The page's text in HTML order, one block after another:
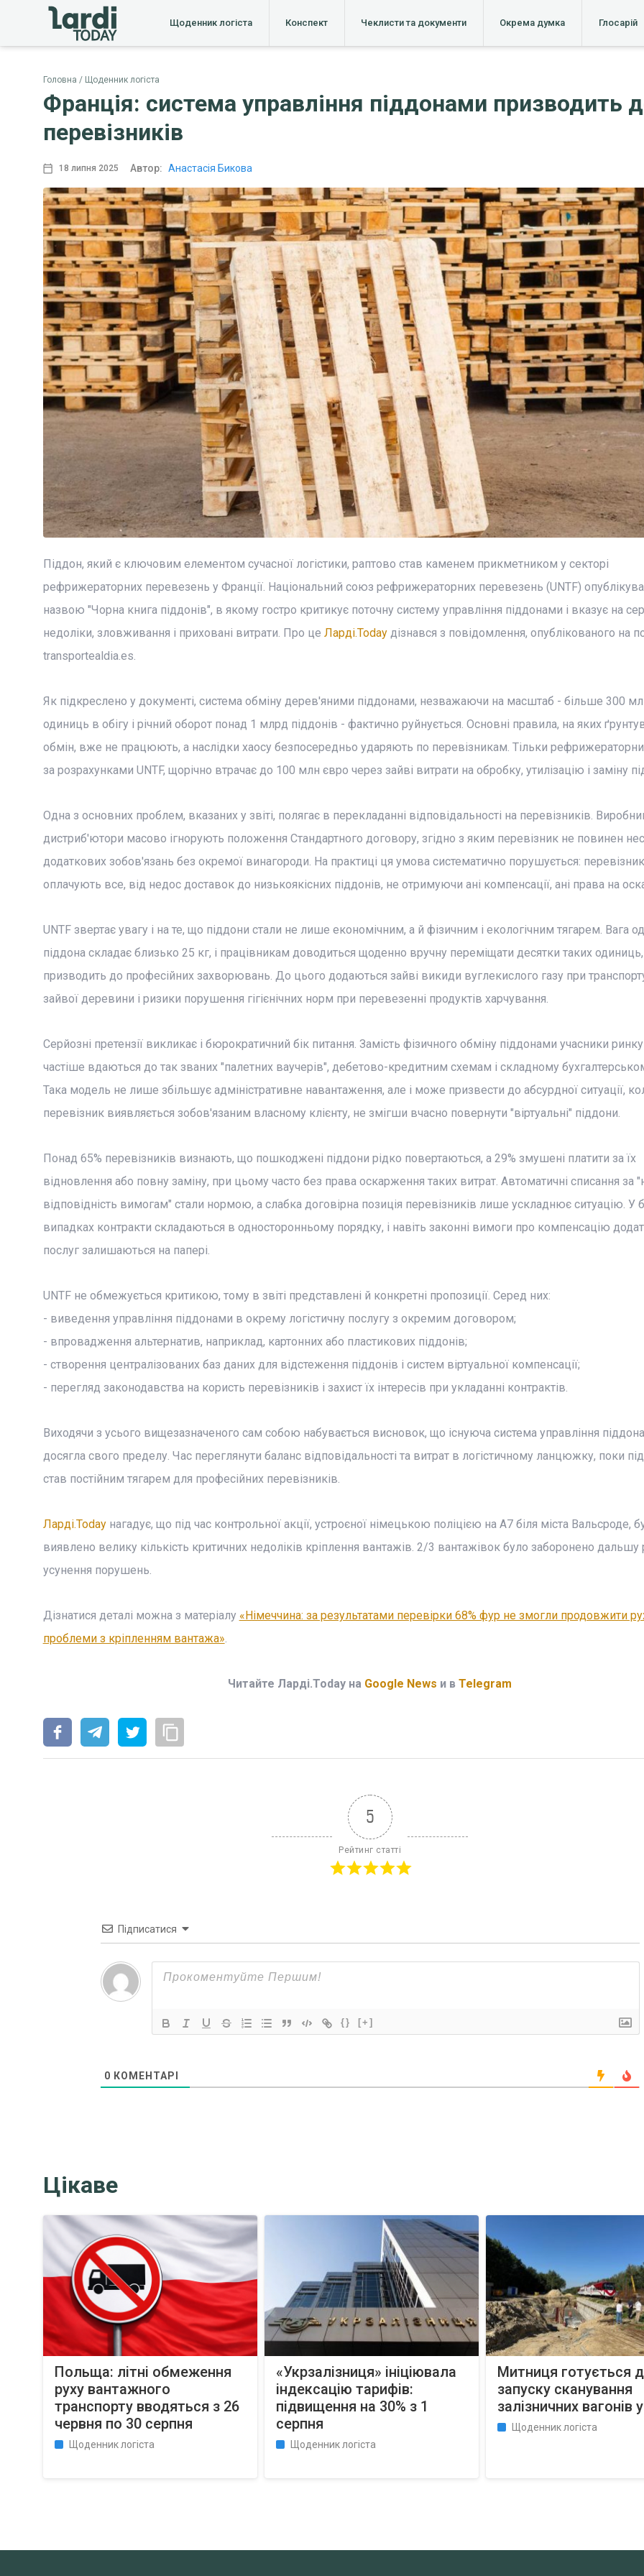
Щоденник логіста Конспект Чеклисти та документи Окрема думка Глосарій
Головна Щоденник логіста
Франція: система управління піддонами призводить
перевізників
18 липня 2025 Автор: Анастасія Бикова
Піддон, який є ключовим елементом сучасної логістики, раптово став каменем прикметником у секторі
рефрижераторних перевезень у Франції. Національний союз рефрижераторних перевезень (UNTF)
назвою "Чорна книга піддонів", в якому гостро критикує поточну систему управління піддонами і вказує на
недоліки, зловживання і приховані витрати. Про це Ларді.Todayдізнався з повідомлення, опублікованого на
transportealdia.es.
Як підкреслено у документі, система обміну дерев'яними піддонами, незважаючи на масштаб - більше 300
одиниць в обігу і річний оборот понад 1 млрд піддонів - фактично руйнується. Основні правила, на яких
обмін, вже не працюють, а наслідки хаосу безпосередньо ударяють по перевізникам. Тільки
за розрахунками UNTF, щорічно втрачає до 100 млн євро через зайві витрати на обробку, утилізацію і заміну
Одна з основних проблем, вказаних у звіті, полягає в перекладанні відповідальності на перевізників.
дистриб'ютори масово ігнорують положення Стандартного договору, згідно з яким перевізник не повинен
додаткових зобов'язань без окремої винагороди. На практиці ця умова систематично порушується:
оплачують все, від недос доставок до низькоякісних піддонів, не отримуючи ані компенсації, ані права на
UNTF звертає увагу і на те, що піддони стали не лише економічним, а й фізичним і екологічним тягарем. Вага
піддона складає близько 25 кг, і працівникам доводиться щоденно вручну переміщати десятки таких
призводить до професійних захворювань. До цього додаються зайві викиди вуглекислого газу при
зайвої деревини і ризики порушення гігієнічних норм при перевезенні продуктів харчування.
Серйозні претензії викликає і бюрократичний бік питання. Замість фізичного обміну піддонами учасники
частіше вдаються до так званих "палетних ваучерів", дебетово-кредитним схемам і складному
Така модель не лише збільшує адміністративне навантаження, але і може призвести до абсурдної ситуації,
перевізник виявляється зобов'язаним власному клієнту, не змігши вчасно повернути "віртуальні" піддони.
Понад 65% перевізників визнають, що пошкоджені піддони рідко повертаються, а 29% змушені платити за їх
відновлення або повну заміну, при цьому часто без права оскарження таких витрат. Автоматичні списання за
відповідність вимогам" стали нормою, а слабка договірна позиція перевізників лише ускладнює ситуацію. У
випадках контракти складаються в односторонньому порядку, і навіть законні вимоги про компенсацію
послуг залишаються на папері.
UNTF не обмежується критикою, тому в звіті представлені й конкретні пропозиції. Серед них:
- виведення управління піддонами в окрему логістичну послугу з окремим договором;
- впровадження альтернатив, наприклад, картонних або пластикових піддонів;
- створення централізованих баз даних для відстеження піддонів і систем віртуальної компенсації;
- перегляд законодавства на користь перевізників і захист їх інтересів при укладанні контрактів.
Виходячи з усього вищезазначеного сам собою набувається висновок, що існуюча система управління
досягла свого пределу. Час переглянути баланс відповідальності та витрат в логістичному ланцюжку, поки
став постійним тягарем для професійних перевізників.
Ларді.Todayнагадує, що під час контрольної акції, устроєної німецькою поліцією на A7 біля міста Вальсроде,
виявлено велику кількість критичних недоліків кріплення вантажів. 2/3 вантажівок було заборонено дальшу
усунення порушень.
Дізнатися деталі можна з матеріалу «Німеччина: за результатами перевірки 68% фур не змогли продовжити
проблеми з кріпленням вантажа».
Читайте Ларді.Today на Google News и в Telegram
5
Рейтинг статті
Підписатися
{} [+]
0 КОМЕНТАРІ
Цікаве
Польща: літні обмеження
руху вантажного
транспорту вводяться з 26
червня по 30 серпня
Щоденник логіста
«Укрзалізниця» ініціювала
індексацію тарифів:
підвищення на 30% з 1
серпня
Щоденник логіста
Митниця готується
запуску сканування
залізничних вагонів
Щоденник логіста